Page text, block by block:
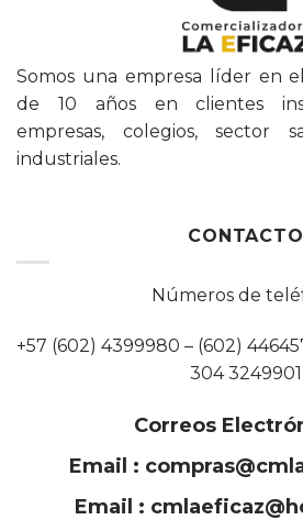
Somos una empresa líder en
de 10 años en clientes
empresas, colegios, sector
industriales.
CONTACTO
Números de
+57 (602) 4399980 – (602)
304 3249901
Correos
Email :
Email :